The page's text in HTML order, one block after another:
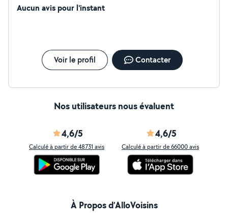
Aucun avis pour l'instant
Voir le profil Contacter
Nos utilisateurs nous évaluent
4,6/5
Calculé à partir de 48731 avis
4,6/5
Calculé à partir de 66000 avis
À Propos d’AlloVoisins